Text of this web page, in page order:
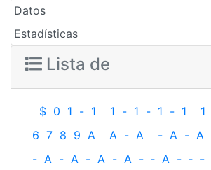
Datos
Estadísticas
Lista de
$ 0 1 - 1 1 - 1 - 1 - 1 1
6 7 8 9 A A - A - A - A
- A - A - A - A - ‐ A - ‐ -